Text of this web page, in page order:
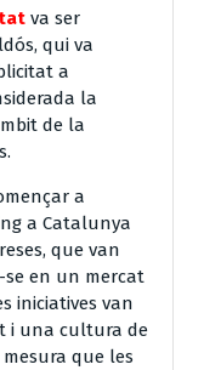
va ser
qui va
a
la
de la
a
a Catalunya
que van
en un mercat
iniciatives van
i una cultura de
que les